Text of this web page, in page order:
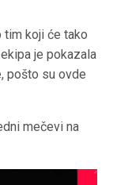
tim koji će tako
je pokazala
pošto su ovde
mečevi na